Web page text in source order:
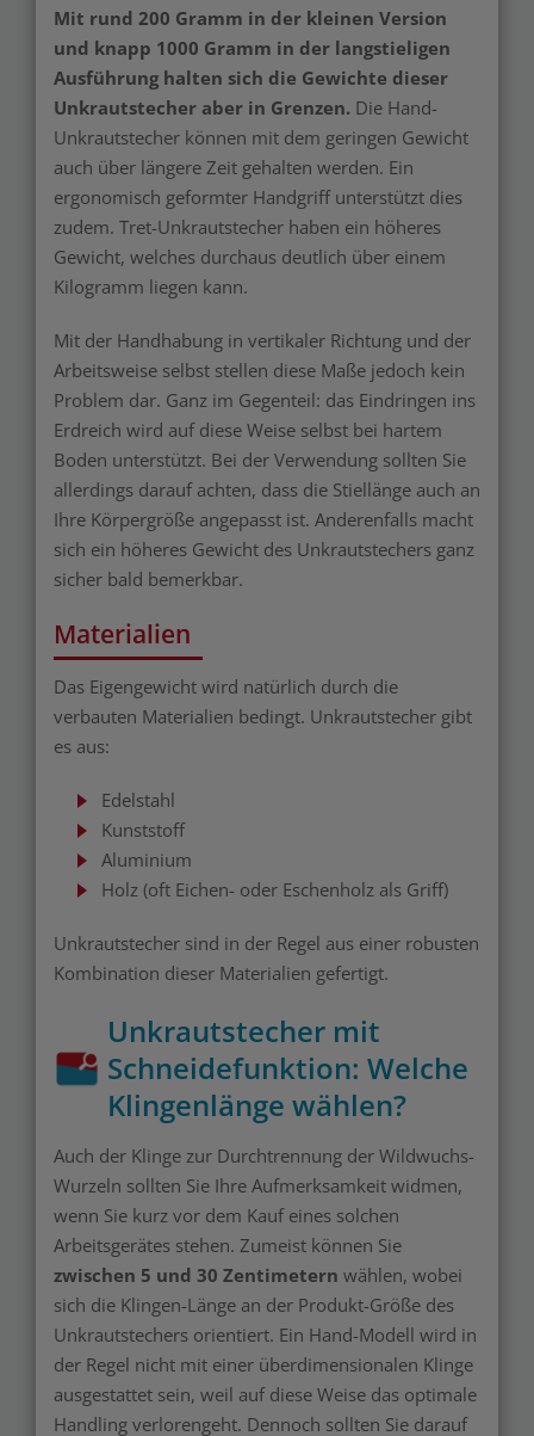
Mit rund 200 Gramm in der kleinen Version
und knapp 1000 Gramm in der langstieligen
Ausführung halten sich die Gewichte dieser
Unkrautstecher aber in Grenzen. Die Hand-
Unkrautstecher können mit dem geringen Gewicht
auch über längere Zeit gehalten werden. Ein
ergonomisch geformter Handgriff unterstützt dies
zudem. Tret-Unkrautstecher haben ein höheres
Gewicht, welches durchaus deutlich über einem
Kilogramm liegen kann.
Mit der Handhabung in vertikaler Richtung und der
Arbeitsweise selbst stellen diese Maße jedoch kein
Problem dar. Ganz im Gegenteil: das Eindringen ins
Erdreich wird auf diese Weise selbst bei hartem
Boden unterstützt. Bei der Verwendung sollten Sie
allerdings darauf achten, dass die Stiellänge auch an
Ihre Körpergröße angepasst ist. Anderenfalls macht
sich ein höheres Gewicht des Unkrautstechers ganz
sicher bald bemerkbar.
Materialien
Das Eigengewicht wird natürlich durch die
verbauten Materialien bedingt. Unkrautstecher gibt
es aus:
Edelstahl
Kunststoff
Aluminium
Holz (oft Eichen- oder Eschenholz als Griff)
Unkrautstecher sind in der Regel aus einer robusten
Kombination dieser Materialien gefertigt.
Unkrautstecher mit
Schneidefunktion: Welche
Klingenlänge wählen?
Auch der Klinge zur Durchtrennung der Wildwuchs-
Wurzeln sollten Sie Ihre Aufmerksamkeit widmen,
wenn Sie kurz vor dem Kauf eines solchen
Arbeitsgerätes stehen. Zumeist können Sie
zwischen 5 und 30 Zentimetern wählen, wobei
sich die Klingen-Länge an der Produkt-Größe des
Unkrautstechers orientiert. Ein Hand-Modell wird in
der Regel nicht mit einer überdimensionalen Klinge
ausgestattet sein, weil auf diese Weise das optimale
Handling verlorengeht. Dennoch sollten Sie darauf